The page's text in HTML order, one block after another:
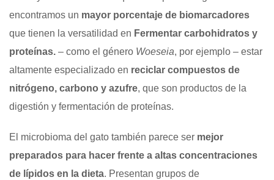
encontramos un mayor porcentaje de biomarcadores
que tienen la versatilidad en Fermentar carbohidratos y
proteínas. – como el género Woeseia, por ejemplo – estar
altamente especializado en reciclar compuestos de
nitrógeno, carbono y azufre, que son productos de la
digestión y fermentación de proteínas.
El microbioma del gato también parece ser mejor
preparados para hacer frente a altas concentraciones
de lípidos en la dieta. Presentan grupos de